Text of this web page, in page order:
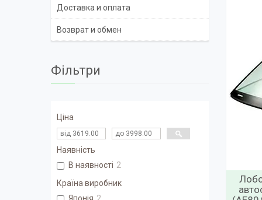
Доставка и оплата
Возврат и обмен
Фільтри
Ціна
Наявність
В наявності 2
Країна виробник